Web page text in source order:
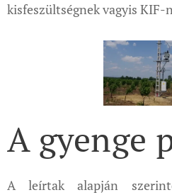
kisfeszültségnek vagyis KIF-
A gyenge
A leírtak alapján